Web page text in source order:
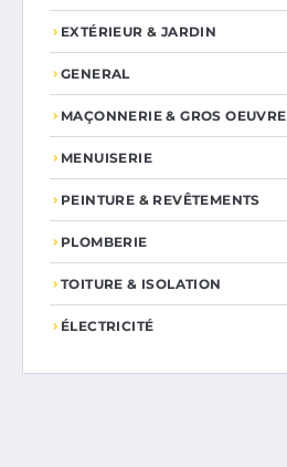
EXTÉRIEUR & JARDIN
GENERAL
MAÇONNERIE & GROS OEUVRE
MENUISERIE
PEINTURE & REVÊTEMENTS
PLOMBERIE
TOITURE & ISOLATION
ÉLECTRICITÉ